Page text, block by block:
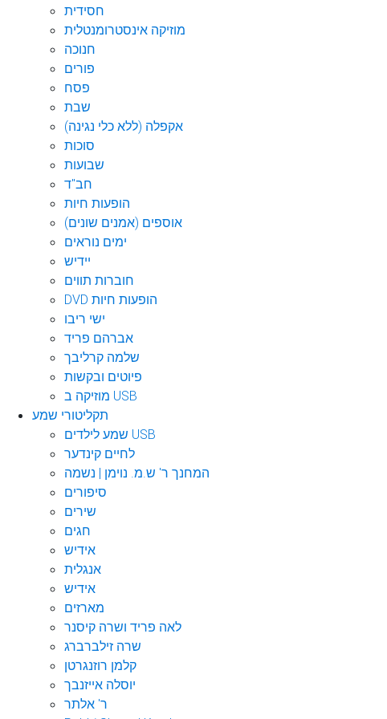
חסידית
מוזיקה אינסטרומנטלית
חנוכה
פורים
פסח
שבת
אקפלה (ללא כלי נגינה)
סוכות
שבועות
חב"ד
הופעות חיות
אוספים (אמנים שונים)
ימים נוראים
יידיש
חוברות תווים
DVD הופעות חיות
ישי ריבו
אברהם פריד
שלמה קרליבך
פיוטים ובקשות
מוזיקה ב USB
תקליטורי שמע
שמע לילדים USB
לחיים קינדער
המחנך ר' ש.מ. נוימן | נשמה
סיפורים
שירים
חגים
אידיש
אנגלית
אידיש
מארזים
לאה פריד ושרה קיסנר
שרה זילברברג
קלמן רוזנגרטן
יוסלה אייזנבך
ר' אלתר